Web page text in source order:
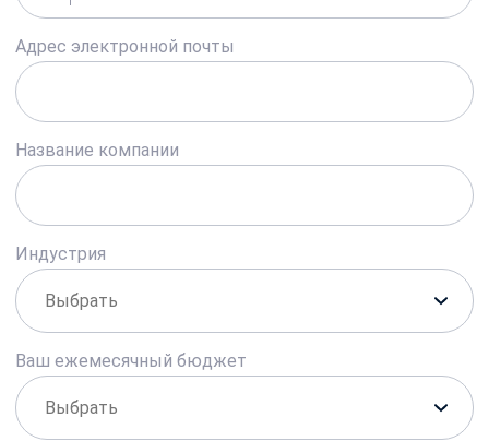
Адрес электронной почты
Название компании
Индустрия
Ваш ежемесячный бюджет